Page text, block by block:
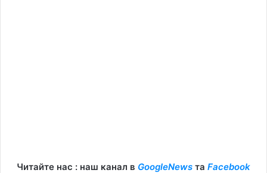
Читайте нас : наш канал в GoogleNews та Facebook